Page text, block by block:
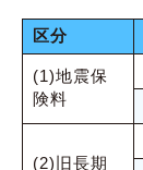
区分
(1)地震保
険料
(2)旧長期